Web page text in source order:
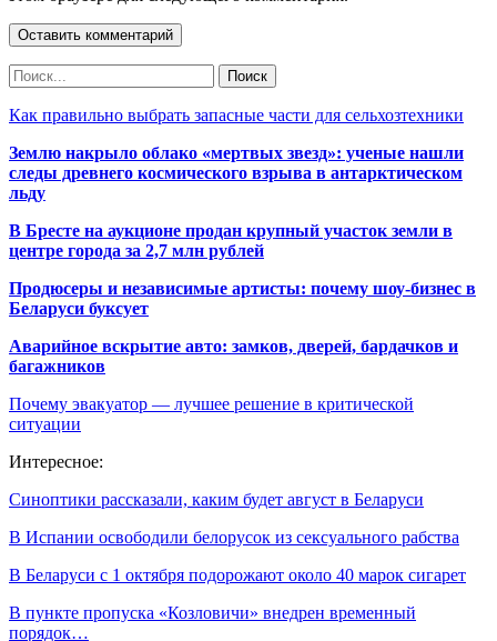
Как правильно выбрать запасные части для сельхозтехники
Землю накрыло облако «мертвых звезд»: ученые нашли
следы древнего космического взрыва в антарктическом
льду
В Бресте на аукционе продан крупный участок земли в
центре города за 2,7 млн рублей
Продюсеры и независимые артисты: почему шоу-бизнес в
Беларуси буксует
Аварийное вскрытие авто: замков, дверей, бардачков и
багажников
Почему эвакуатор — лучшее решение в критической
ситуации
Интересное:
Синоптики рассказали, каким будет август в Беларуси
В Испании освободили белорусок из сексуального рабства
В Беларуси с 1 октября подорожают около 40 марок сигарет
В пункте пропуска «Козловичи» внедрен временный
порядок…